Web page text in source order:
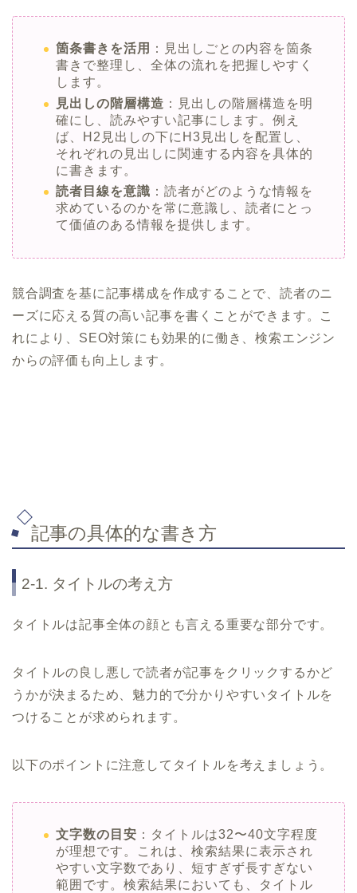
箇条書きを活用
：見出しごとの内容を箇条
書きで整理し、全体の流れを把握しやすく
します。
見出しの階層構造 ：見出しの階層構造を明
確にし、読みやすい記事にします。例え
ば、H2見出しの下にH3見出しを配置し、
それぞれの見出しに関連する内容を具体的
に書きます。
読者目線を意識 ：読者がどのような情報を
求めているのかを常に意識し、読者にとっ
て価値のある情報を提供します。
競合調査を基に記事構成を作成することで、読者のニ
ーズに応える質の高い記事を書くことができます。こ
れにより、SEO対策にも効果的に働き、検索エンジン
からの評価も向上します。
記事の具体的な書き方
2-1. タイトルの考え方
タイトルは記事全体の顔とも言える重要な部分です。
タイトルの良し悪しで読者が記事をクリックするかど
うかが決まるため、魅力的で分かりやすいタイトルを
つけることが求められます。
以下のポイントに注意してタイトルを考えましょう。
文字数の目安 ：タイトルは32〜40文字程度
が理想です。これは、検索結果に表示され
やすい文字数であり、短すぎず長すぎない
範囲です。検索結果においても、タイトル